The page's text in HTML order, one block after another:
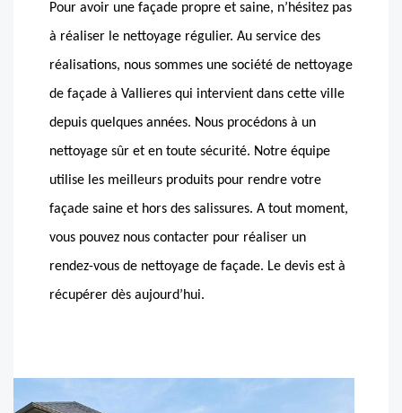
Pour avoir une façade propre et saine, n’hésitez pas
à réaliser le nettoyage régulier. Au service des
réalisations, nous sommes une société de nettoyage
de façade à Vallieres qui intervient dans cette ville
depuis quelques années. Nous procédons à un
nettoyage sûr et en toute sécurité. Notre équipe
utilise les meilleurs produits pour rendre votre
façade saine et hors des salissures. A tout moment,
vous pouvez nous contacter pour réaliser un
rendez-vous de nettoyage de façade. Le devis est à
récupérer dès aujourd’hui.